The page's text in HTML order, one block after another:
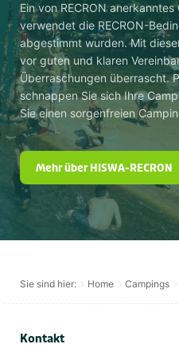
Ein von RECRON
verwendet die RECRON-
abgestimmt wurden. Mit
vor guten und klaren
Überraschungen überrascht.
schnappen Sie sich Ihre
Sie einen sorgenfreien
Mehr über HISWA-RECRON
Sie sind hier: Home Campings
Kontakt